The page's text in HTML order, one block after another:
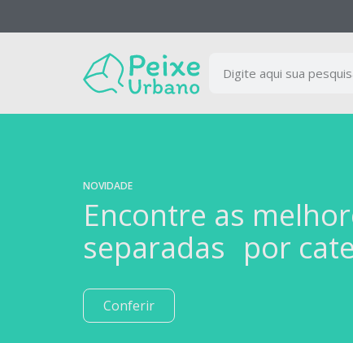
NOVIDADE
Encontre as
separadas por
Conferir